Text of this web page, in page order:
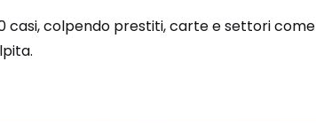
casi, colpendo prestiti, carte e settori come